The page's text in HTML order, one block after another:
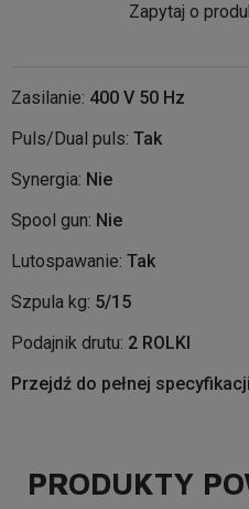
Zasilanie: 400 V 50 Hz
Puls/Dual puls: Tak
Synergia: Nie
Spool gun: Nie
Lutospawanie: Tak
Szpula kg: 5/15
Podajnik drutu: 2 ROLKI
Przejdź do pełnej specyfikacji
Zapytaj o
PRODUKTY